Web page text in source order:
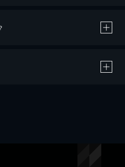
カード決済による作品の購入 / レンタルです。
購入 / レンタルは、20％のポイント還元です。